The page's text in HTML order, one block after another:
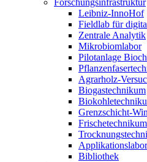
Forschungsinfrastruktur
Leibniz-InnoHof
Fieldlab für
Zentrale Analytik
Mikrobiomlabor
Pilotanlage
Agrarholz-
Biogastechnikum
Grenzschicht-
Frischetechnikum
Bibliothek